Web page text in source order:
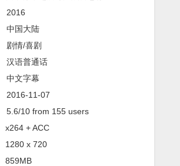
国大陆
情/喜剧
语普通话
文字幕
11-07
10 from 155 users
+ ACC
x 720
859MB